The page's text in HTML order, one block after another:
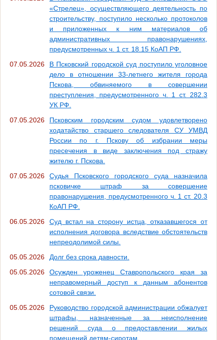
«Стрелец», осуществляющего деятельность по
строительству, поступило несколько протоколов
и приложенных к ним материалов об
административных правонарушениях,
предусмотренных ч. 1 ст. 18.15 КоАП РФ.
07.05.2026
В Псковский городской суд поступило уголовное
дело в отношении 33-летнего жителя города
Пскова, обвиняемого в совершении
преступления, предусмотренного ч. 1 ст. 282.3
УК РФ.
07.05.2026
Псковским городским судом удовлетворено
ходатайство старшего следователя СУ УМВД
России по г. Пскову об избрании меры
пресечения в виде заключения под стражу
жителю г. Пскова.
07.05.2026
Судья Псковского городского суда назначила
псковичке штраф за совершение
правонарушения, предусмотренного ч. 1 ст. 20.3
КоАП РФ.
06.05.2026
Суд встал на сторону истца, отказавшегося от
исполнения договора вследствие обстоятельств
непреодолимой силы.
05.05.2026
Долг без срока давности.
05.05.2026
Осужден уроженец Ставропольского края за
неправомерный доступ к данным абонентов
сотовой связи.
05.05.2026
Руководство городской администрации обжалует
штрафы, назначенные за неисполнение
решений суда о предоставлении жилых
помещений детям-сиротам.